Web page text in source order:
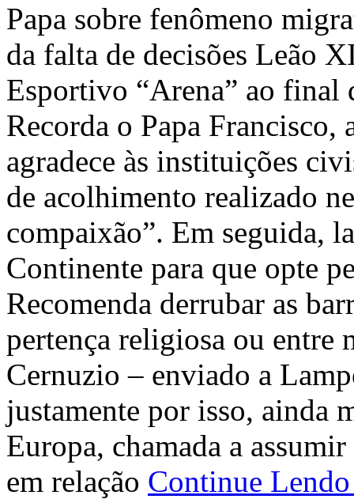
Papa sobre fenômeno
da falta de decisões Leão
Esportivo “Arena” ao final
Recorda o Papa
agradece às instituições
de acolhimento realizado
compaixão”. Em seguida,
Continente para que opte
Recomenda derrubar as
pertença religiosa ou entre
Cernuzio – enviado a
justamente por isso, ainda
Europa, chamada a
em relação Continue